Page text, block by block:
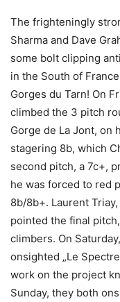
The frighteningly
Sharma and Dave
some bolt clipping
in the South of
Gorges du Tarn! On
climbed the 3 pitch
Gorge de La Jont, on
stagering 8b, which
second pitch, a 7c+,
he was forced to red
8b/8b+. Laurent
pointed the final
climbers. On
onsighted „Le
work on the project
Sunday, they both